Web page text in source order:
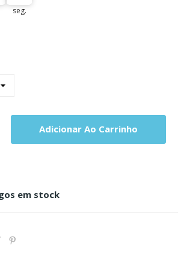
seg.
Adicionar Ao Carrinho
em stock